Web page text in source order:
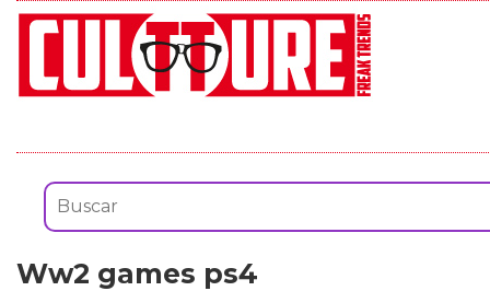
Ww2 games ps4